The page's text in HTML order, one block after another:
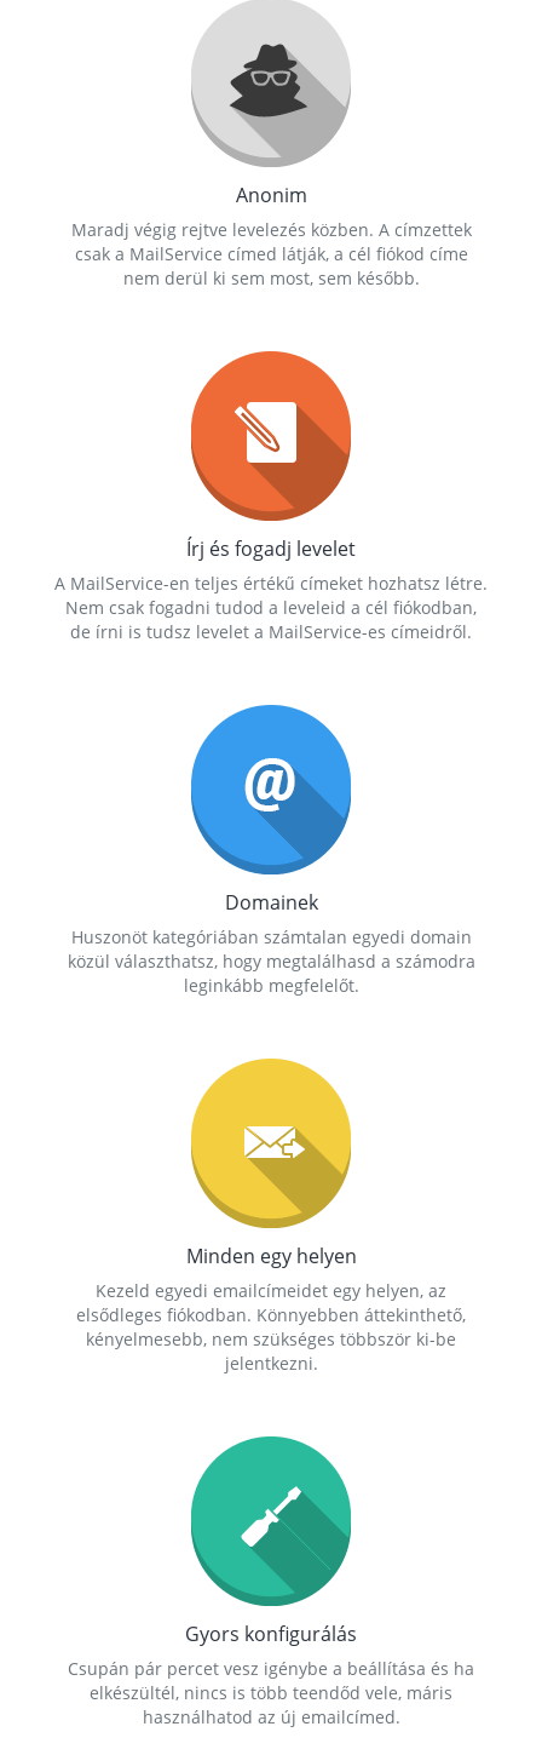
Anonim
Maradj végig rejtve levelezés közben. A címzettek
csak a MailService címed látják, a cél fiókod címe
nem derül ki sem most, sem később.
Írj és fogadj levelet
A MailService-en teljes értékű címeket hozhatsz létre.
Nem csak fogadni tudod a leveleid a cél fiókodban,
de írni is tudsz levelet a MailService-es címeidről.
Domainek
Huszonöt kategóriában számtalan egyedi domain
közül választhatsz, hogy megtalálhasd a számodra
leginkább megfelelőt.
Minden egy helyen
Kezeld egyedi emailcímeidet egy helyen, az
elsődleges fiókodban. Könnyebben áttekinthető,
kényelmesebb, nem szükséges többször ki-be
jelentkezni.
Gyors konfigurálás
Csupán pár percet vesz igénybe a beállítása és ha
elkészültél, nincs is több teendőd vele, máris
használhatod az új emailcímed.